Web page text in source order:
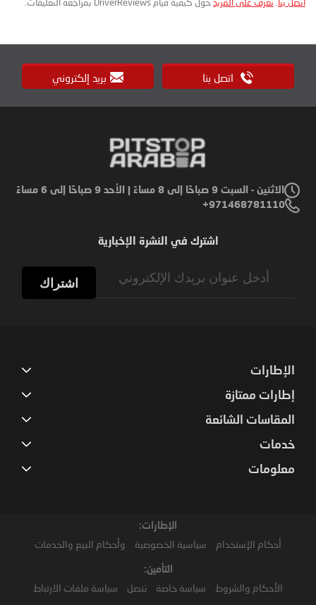
اتصل بنا بريد إلكتروني
الاثنين - السبت 9 صباحًا إلى 8 مساءً | الأحد 9 صباحًا إلى 6 مساءً
971468781110+
اشترك في النشرة الإخبارية
اشتراك
الإطارات
إطارات ممتازة
المقاسات الشائعة
خدمات
معلومات
الإطارات:
أحكام الإستخدام سياسية الخصوصية وأحكام البيع والخدمات
التأمين:
الأحكام والشروط سياسة خاصة تنصل سياسة ملفات الارتباط